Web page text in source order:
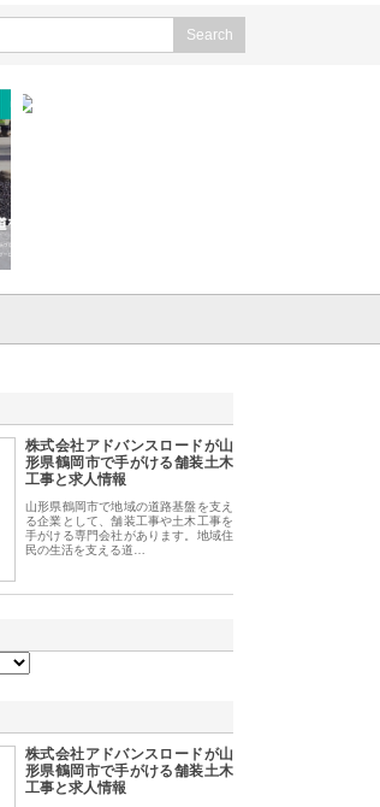
株式会社アドバンスロードが山
形県鶴岡市で手がける舗装土木
工事と求人情報
山形県鶴岡市で地域の道路基盤を支え
る企業として、舗装工事や土木工事を
手がける専門会社があります。地域住
民の生活を支える道…
株式会社アドバンスロードが山
形県鶴岡市で手がける舗装土木
工事と求人情報